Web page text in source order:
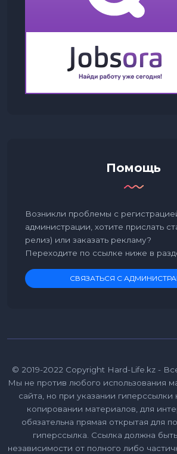
Помощь
Возникли проблемы с
администрации, хотите прислать
релиз) или заказать рекламу?
Переходите по ссылке ниже в
СВЯЗАТЬСЯ С
© 2019-2022 Copyright Hard-Life.kz -
Мы не против любого использования
сайта, но при указании
копировании материалов, для
обязательна прямая открытая для
гиперссылка. Ссылка должна
независимости от полного либо